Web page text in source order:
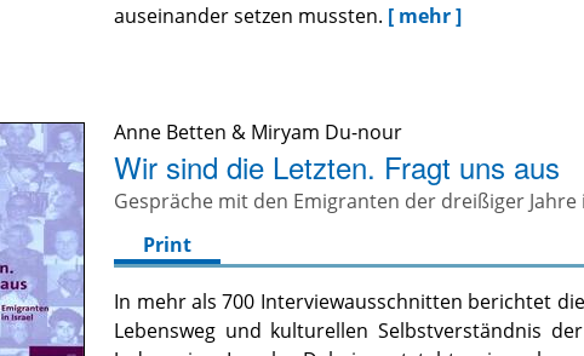
auseinander setzen mussten. [ mehr ]
Anne Betten & Miryam Du-nour
Wir sind die Letzten. Fragt uns aus
Gespräche mit den Emigranten der dreißiger Jahre
Print
In mehr als 700 Interviewausschnitten berichtet
Lebensweg und kulturellen Selbstverständnis